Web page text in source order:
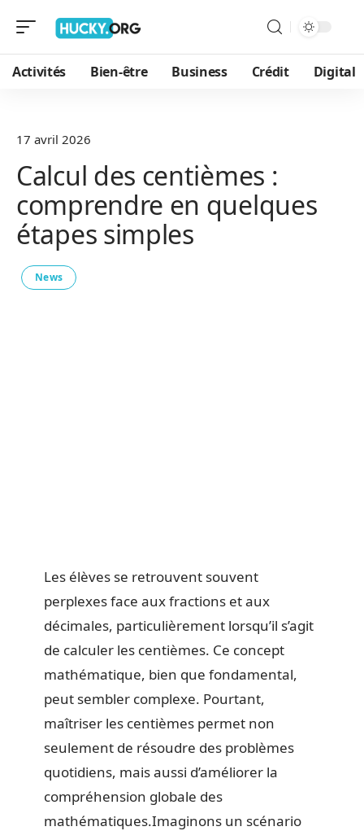
Activités Bien-être Business Crédit Digital
17 avril 2026
Calcul des centièmes :
comprendre en quelques
étapes simples
News
Les élèves se retrouvent souvent
perplexes face aux fractions et aux
décimales, particulièrement lorsqu’il s’agit
de calculer les centièmes. Ce concept
mathématique, bien que fondamental,
peut sembler complexe. Pourtant,
maîtriser les centièmes permet non
seulement de résoudre des problèmes
quotidiens, mais aussi d’améliorer la
compréhension globale des
mathématiques.Imaginons un scénario